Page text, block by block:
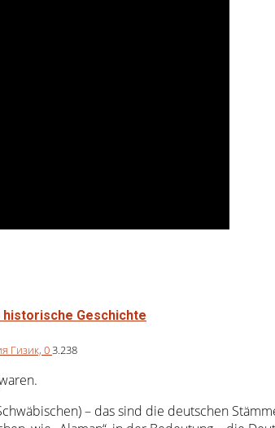
Geschichte
Гизик, 03.238
– das sind die deutschen